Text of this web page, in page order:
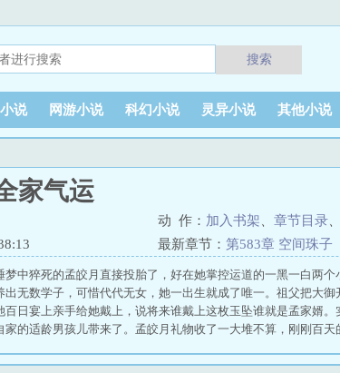
搜索
说 网游小说 科幻小说 灵异小说 其他小说
家气运
动 作： 加入书架 章节目录
最新章节： 第583章 空间珠子
中猝死的孟皎月直接投胎了，好在她掌控运道的一黑一白两
出无数学子，可惜代代无女，她一出生就成了唯一。祖父把大
日宴上亲手给她戴上，说将来谁戴上这枚玉坠谁就是孟家婿
的适龄男孩儿带来了。孟皎月礼物收了一大堆不算，刚刚百
控运道的小本本也不那么简单了，日子好像不能这样过了。